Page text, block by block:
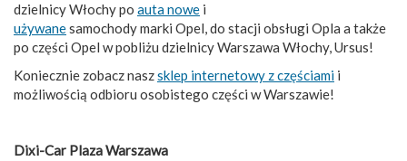
dzielnicy Włochy po auta nowe i
używanesamochody marki Opel, do stacji obsługi Opla a także
po części Opel w pobliżu dzielnicy Warszawa Włochy, Ursus!
Koniecznie zobacz naszsklep internetowy z częściami i
możliwością odbioru osobistego części w Warszawie!
Dixi-Car Plaza Warszawa